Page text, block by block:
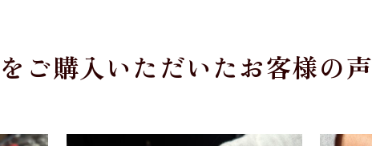
ご購入いただいたお客様の声